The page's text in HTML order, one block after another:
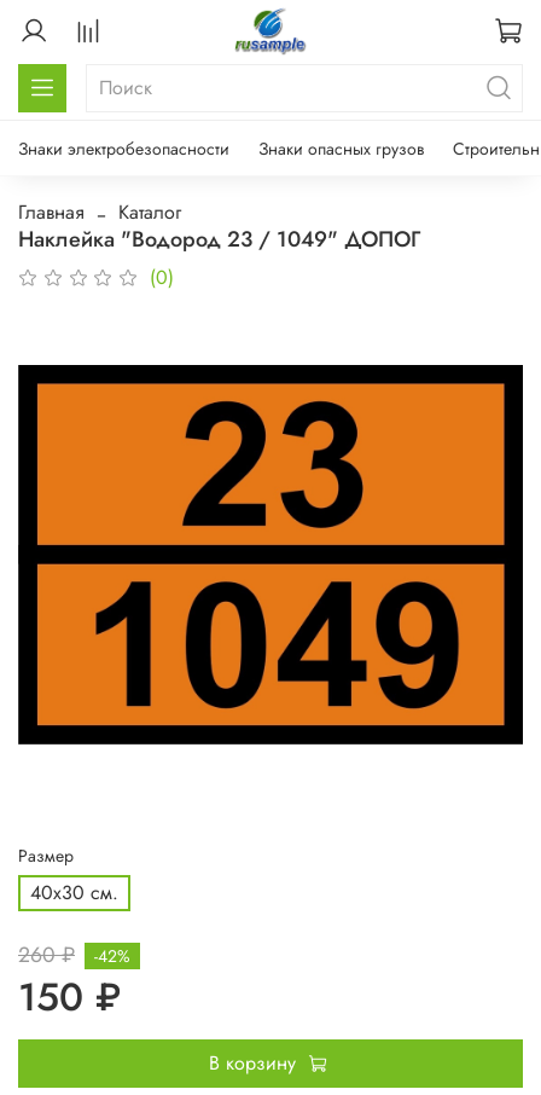
Знаки электробезопасности Знаки опасных грузов
Главная Каталог
Наклейка "Водород 23 / 1049" ДОПОГ
(0)
Размер
40x30 см.
260 ₽
150 ₽
-42%
В корзину